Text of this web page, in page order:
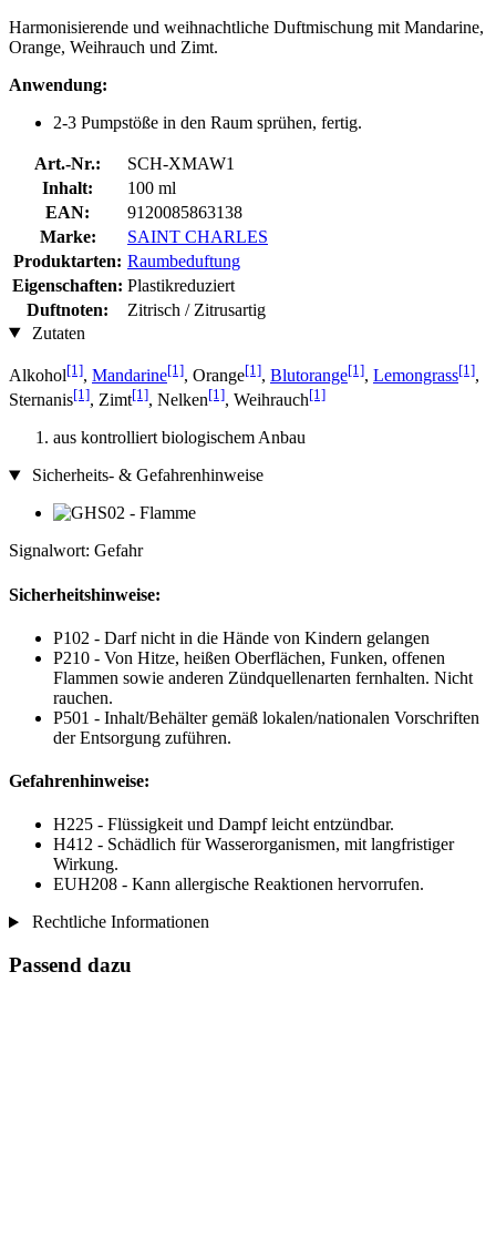
Harmonisierende und weihnachtliche Duftmischung mit Mandarine,
Orange, Weihrauch und Zimt.
Anwendung:
2-3 Pumpstöße in den Raum sprühen, fertig.
Art.-Nr.:
SCH-XMAW1
Inhalt:
100 ml
EAN:
9120085863138
Marke:
SAINT CHARLES
Produktarten: Raumbeduftung
Eigenschaften: Plastikreduziert
Duftnoten:
Zitrisch / Zitrusartig
Zutaten
Alkohol[1], Mandarine[1], Orange[1], Blutorange[1], Lemongrass[1],
Sternanis[1], Zimt[1], Nelken[1], Weihrauch[1]
aus kontrolliert biologischem Anbau
Sicherheits- & Gefahrenhinweise
Signalwort: Gefahr
Sicherheitshinweise:
P102 - Darf nicht in die Hände von Kindern gelangen
P210 - Von Hitze, heißen Oberflächen, Funken, offenen
Flammen sowie anderen Zündquellenarten fernhalten. Nicht
rauchen.
P501 - Inhalt/Behälter gemäß lokalen/nationalen Vorschriften
der Entsorgung zuführen.
Gefahrenhinweise:
H225 - Flüssigkeit und Dampf leicht entzündbar.
H412 - Schädlich für Wasserorganismen, mit langfristiger
Wirkung.
EUH208 - Kann allergische Reaktionen hervorrufen.
Rechtliche Informationen
Passend dazu